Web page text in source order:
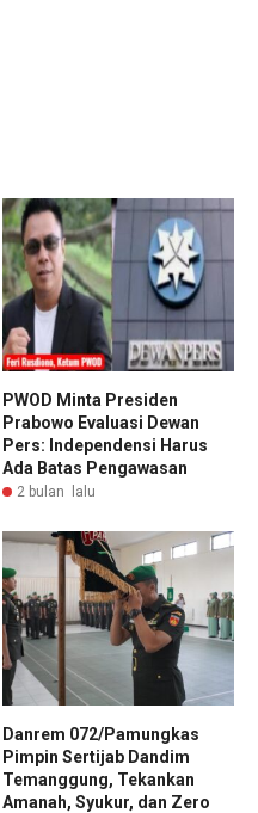
PWOD Minta Presiden
Prabowo Evaluasi Dewan
Pers: Independensi Harus
Ada Batas Pengawasan
2 bulan lalu
Danrem 072/Pamungkas
Pimpin Sertijab Dandim
Temanggung, Tekankan
Amanah, Syukur, dan Zero